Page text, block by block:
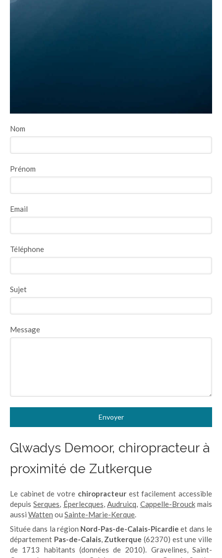
Nom
Prénom
Email
Téléphone
Sujet
Message
Envoyer
Glwadys Demoor, chiropracteur à
proximité de Zutkerque
Le cabinet de votre chiropracteurest facilement accessible
depuisSerques, Éperlecques,Audruicq, Cappelle-Brouckmais
aussi Watten ou Sainte-Marie-Kerque.
Située dans la région Nord-Pas-de-Calais-Picardie et dans le
département Pas-de-Calais, Zutkerque (62370) est une ville
de 1713 habitants (données de 2010). Gravelines, Saint-